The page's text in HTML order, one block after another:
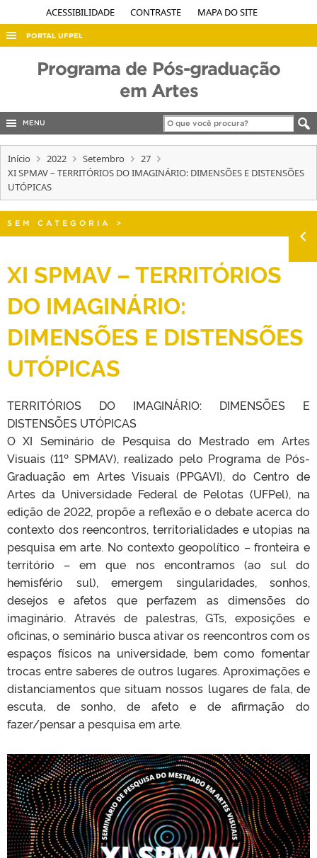
ACESSIBILIDADE CONTRASTE MAPA DO SITE
PORTAL UFPEL
EDITAIS
PORTARIAS
Programa de Pós-graduação
em Artes
MENU
Início 2022 Setembro
27
XI SPMAV – TERRITÓRIOS DO IMAGINÁRIO: DIMENSÕES E DISTENSÕES
UTÓPICAS
SEM CATEGORIA >
XI SPMAV – TERRITÓRIOS
DO IMAGINÁRIO:
DIMENSÕES E DISTENSÕES
UTÓPICAS
TERRITÓRIOS DO IMAGINÁRIO: DIMENSÕES E
DISTENSÕES UTÓPICAS
O XI Seminário de Pesquisa do Mestrado em Artes
Visuais (11º SPMAV), realizado pelo Programa de Pós-
Graduação em Artes Visuais (PPGAVI), do Centro de
Artes da Universidade Federal de Pelotas (UFPel), na
edição de 2022, propõe a reflexão e o debate acerca do
contexto dos reencontros, territorialidades e utopias na
pesquisa em arte. No contexto geopolítico – fronteira e
território – em que nos encontramos (ao sul do
hemisfério sul), emergem singularidades, sonhos,
desejos e afetos que perfazem as dimensões do
imaginário. Através de palestras, GTs, exposições e
oficinas, o seminário busca ativar os reencontros com os
espaços físicos na universidade, bem como fomentar
trocas entre saberes de outros lugares. Aproximações e
distanciamentos que situam nossos lugares de fala, de
escuta, de sonho, de afeto e de afirmação do
fazer/pensar a pesquisa em arte.